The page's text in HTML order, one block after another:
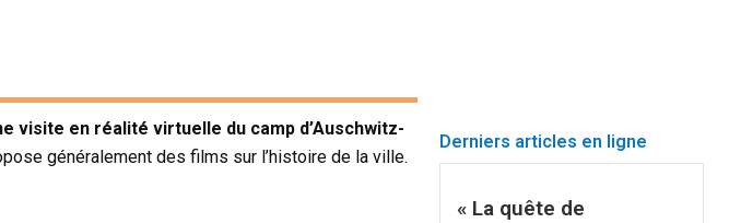
visite en réalité virtuelle du camp d’Auschwitz-
généralement des films sur l’histoire de la ville.
Derniers articles en ligne
« La quête de